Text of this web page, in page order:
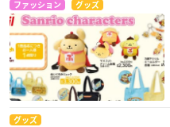
ファッション グッズ
グッズ